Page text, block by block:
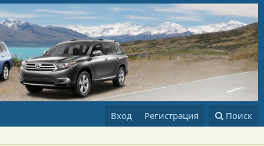
Вход Регистрация Поиск